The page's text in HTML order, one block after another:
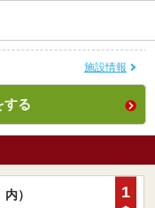
施設情報
する
）
1